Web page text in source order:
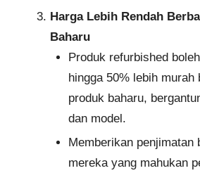
Harga Lebih Rendah
Baharu
Produk refurbished
hingga 50% lebih murah
produk baharu,
dan model.
Memberikan penjimatan
mereka yang mahukan